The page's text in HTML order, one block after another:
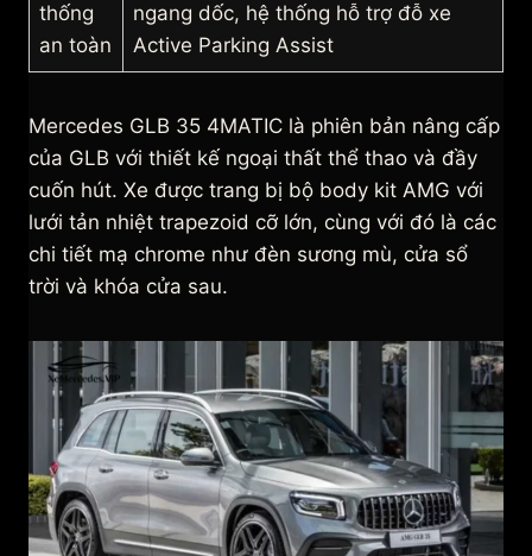
thống
an toàn
ngang dốc, hệ thống hỗ trợ đỗ xe
Active Parking Assist
Mercedes GLB 35 4MATIC là phiên bản nâng cấp
của GLB với thiết kế ngoại thất thể thao và đầy
cuốn hút. Xe được trang bị bộ body kit AMG với
lưới tản nhiệt trapezoid cỡ lớn, cùng với đó là các
chi tiết mạ chrome như đèn sương mù, cửa sổ
trời và khóa cửa sau.